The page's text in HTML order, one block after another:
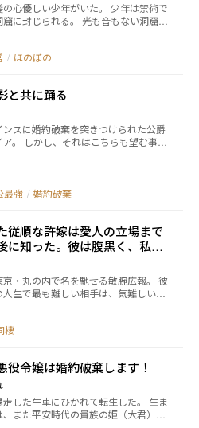
心優しい少年がいた。 少年は禁術で
に封じられる。 光も音もない洞窟で
て武具になる日」を待ち続けた。 ある
み入れたのは一人の冒険者。 青龍は
具になり、冒険者と共に旅に出る。
れるたびにぷるぷる……。 この物語は
の物語。 人×物ののんびりB
キしたり、お手入れされて悦んだりし
のお話と被りますが２話から全て新し
/ ほのぼの
と共に踊る
スに婚約破棄を突きつけられた公爵
。 しかし、それはこちらも望む事！
最強 / 婚約破棄
従順な許嫁は愛人の立場まで
後に知った。彼は腹黒く、私を
独占欲が強い本物の大物だっ
・丸の内で名を馳せる敏腕広報。 彼
生で最も難しい相手は、気難しいク
いた。 しかし、ある日。 母
くる。 「あなたが三歳の
しょう」 その相手――森崎蒼介
恋人の前では頭を下げる。 「彼女
」 そう言って、自分の立
来た青年。 佐久間怜が高圧的
り込み、綾音が大切にしている猫・
棲
役令嬢は婚約破棄します！
した牛車にひかれて転生した。 生ま
また平安時代の貴族の姫（大君）。